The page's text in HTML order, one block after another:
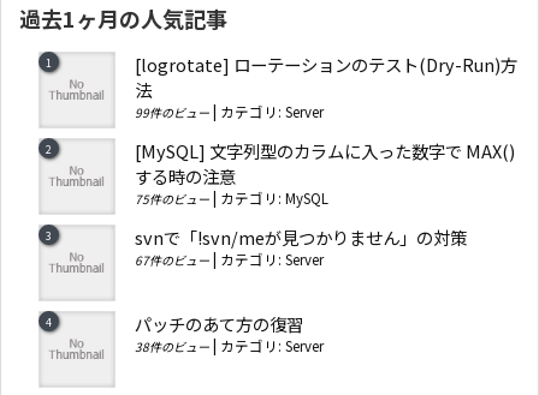
過去1ヶ月の人気記事
[logrotate] ローテーションのテスト(Dry-Run)方
法
99件のビュー カテゴリ: Server
[MySQL] 文字列型のカラムに入った数字で MAX()
する時の注意
75件のビュー カテゴリ: MySQL
svnで「!svn/meが見つかりません」の対策
67件のビュー カテゴリ: Server
パッチのあて方の復習
38件のビュー カテゴリ: Server